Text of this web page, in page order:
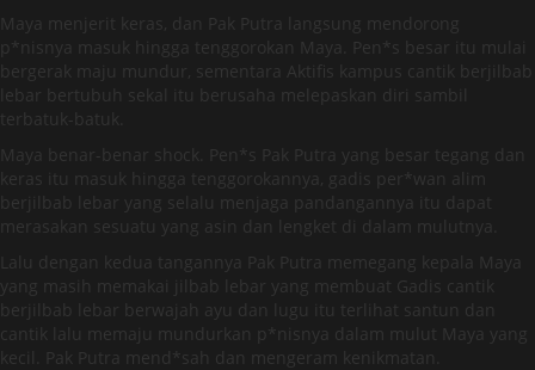
Maya menjerit keras, dan Pak Putra langsung mendorong
p*nisnya masuk hingga tenggorokan Maya. Pen*s besar itu mulai
bergerak maju mundur, sementara Aktifis kampus cantik berjilbab
lebar bertubuh sekal itu berusaha melepaskan diri sambil
terbatuk-batuk.
Maya benar-benar shock. Pen*s Pak Putra yang besar tegang dan
keras itu masuk hingga tenggorokannya, gadis per*wan alim
berjilbab lebar yang selalu menjaga pandangannya itu dapat
merasakan sesuatu yang asin dan lengket di dalam mulutnya.
Lalu dengan kedua tangannya Pak Putra memegang kepala Maya
yang masih memakai jilbab lebar yang membuat Gadis cantik
berjilbab lebar berwajah ayu dan lugu itu terlihat santun dan
cantik lalu memaju mundurkan p*nisnya dalam mulut Maya yang
kecil. Pak Putra mend*sah dan mengeram kenikmatan.